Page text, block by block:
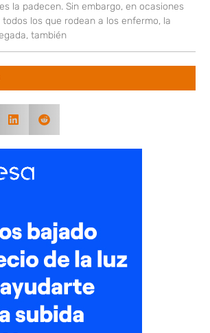
la padecen. Sin embargo, en ocasiones
los que rodean a los enfermo, la
también